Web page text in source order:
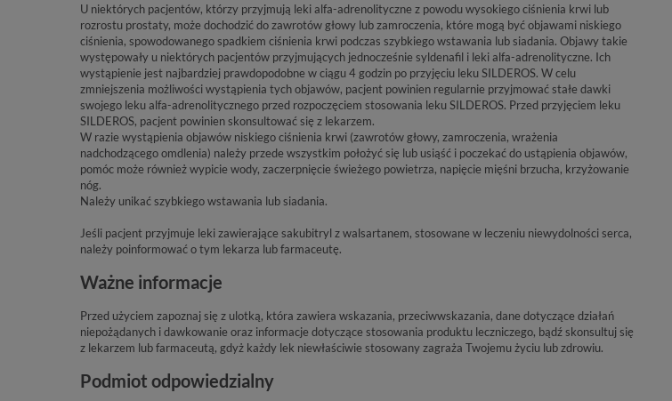
U niektórych pacjentów, którzy przyjmują leki alfa-adrenolityczne z powodu wysokiego ciśnienia krwi lub
rozrostu prostaty, może dochodzić do zawrotów głowy lub zamroczenia, które mogą być objawami niskiego
ciśnienia, spowodowanego spadkiem ciśnienia krwi podczas szybkiego wstawania lub siadania. Objawy takie
występowały u niektórych pacjentów przyjmujących jednocześnie syldenafil i leki alfa-adrenolityczne. Ich
wystąpienie jest najbardziej prawdopodobne w ciągu 4 godzin po przyjęciu leku SILDEROS. W celu
zmniejszenia możliwości wystąpienia tych objawów, pacjent powinien regularnie przyjmować stałe dawki
swojego leku alfa-adrenolitycznego przed rozpoczęciem stosowania leku SILDEROS. Przed przyjęciem leku
SILDEROS, pacjent powinien skonsultować się z lekarzem.
W razie wystąpienia objawów niskiego ciśnienia krwi (zawrotów głowy, zamroczenia, wrażenia
nadchodzącego omdlenia) należy przede wszystkim położyć się lub usiąść i poczekać do ustąpienia objawów,
pomóc może również wypicie wody, zaczerpnięcie świeżego powietrza, napięcie mięśni brzucha, krzyżowanie
nóg.
Należy unikać szybkiego wstawania lub siadania.
Jeśli pacjent przyjmuje leki zawierające sakubitryl z walsartanem, stosowane w leczeniu niewydolności serca,
należy poinformować o tym lekarza lub farmaceutę.
Ważne informacje
Przed użyciem zapoznaj się z ulotką, która zawiera wskazania, przeciwwskazania, dane dotyczące działań
niepożądanych i dawkowanie oraz informacje dotyczące stosowania produktu leczniczego, bądź skonsultuj się
z lekarzem lub farmaceutą, gdyż każdy lek niewłaściwie stosowany zagraża Twojemu życiu lub zdrowiu.
Podmiot odpowiedzialny